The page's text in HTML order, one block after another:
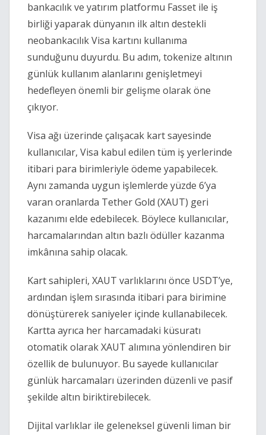
bankacılık ve yatırım platformu Fasset ile iş
birliği yaparak dünyanın ilk altın destekli
neobankacılık Visa kartını kullanıma
sunduğunu duyurdu. Bu adım, tokenize altının
günlük kullanım alanlarını genişletmeyi
hedefleyen önemli bir gelişme olarak öne
çıkıyor.
Visa ağı üzerinde çalışacak kart sayesinde
kullanıcılar, Visa kabul edilen tüm iş yerlerinde
itibari para birimleriyle ödeme yapabilecek.
Aynı zamanda uygun işlemlerde yüzde 6’ya
varan oranlarda Tether Gold (XAUT) geri
kazanımı elde edebilecek. Böylece kullanıcılar,
harcamalarından altın bazlı ödüller kazanma
imkânına sahip olacak.
Kart sahipleri, XAUT varlıklarını önce USDT’ye,
ardından işlem sırasında itibari para birimine
dönüştürerek saniyeler içinde kullanabilecek.
Kartta ayrıca her harcamadaki küsuratı
otomatik olarak XAUT alımına yönlendiren bir
özellik de bulunuyor. Bu sayede kullanıcılar
günlük harcamaları üzerinden düzenli ve pasif
şekilde altın biriktirebilecek.
Dijital varlıklar ile geleneksel güvenli liman bir